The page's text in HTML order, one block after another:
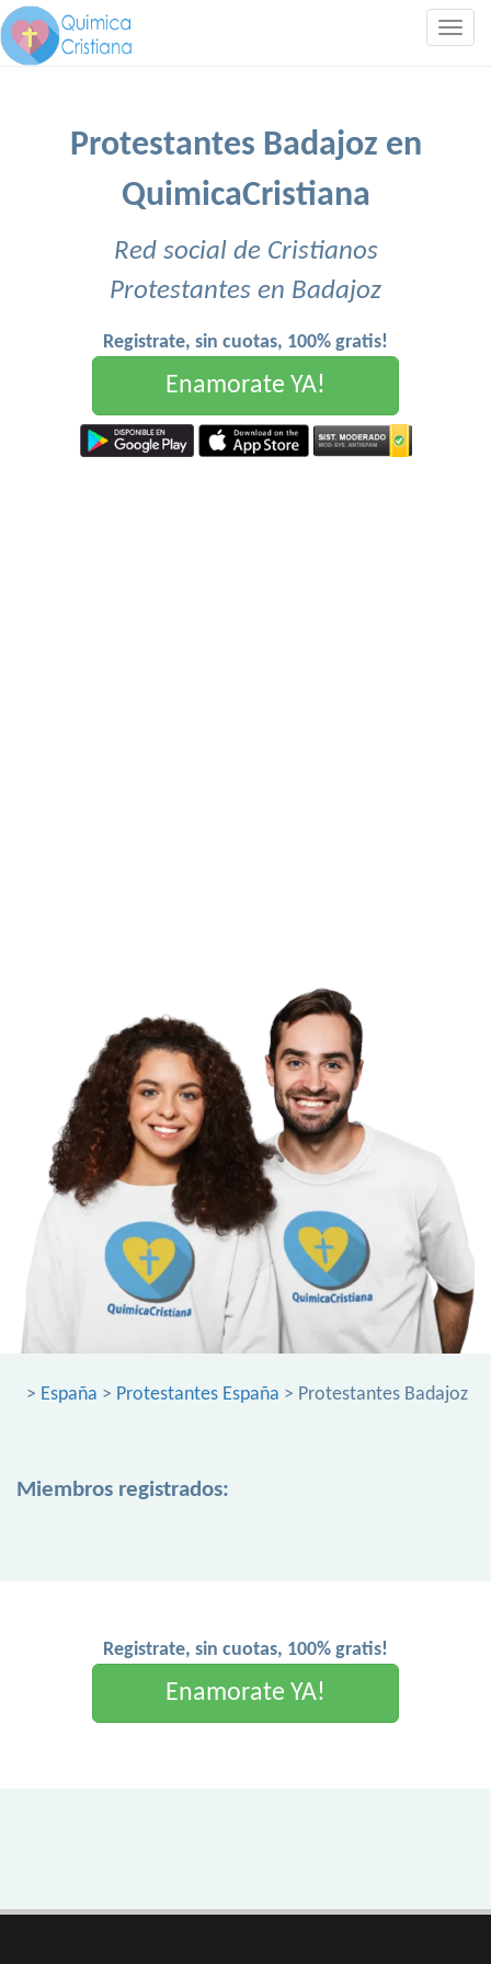
Protestantes Badajoz en
QuimicaCristiana
Red social de Cristianos
Protestantes en Badajoz
Registrate, sin cuotas, 100% gratis!
Enamorate YA!
> España > Protestantes España > Protestantes Badajoz
Miembros registrados:
Registrate, sin cuotas, 100% gratis!
Enamorate YA!